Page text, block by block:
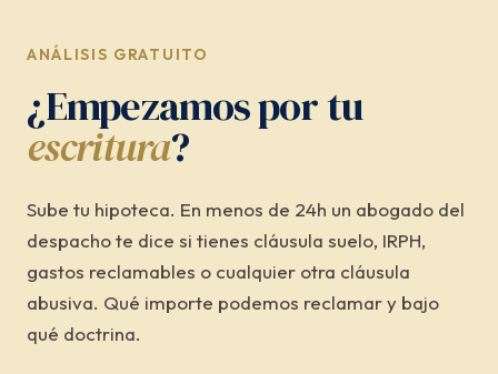
ANÁLISIS GRATUITO
¿Empezamos por tu
escritura?
Sube tu hipoteca. En menos de 24h un abogado del
despacho te dice si tienes cláusula suelo, IRPH,
gastos reclamables o cualquier otra cláusula
abusiva. Qué importe podemos reclamar y bajo
qué doctrina.